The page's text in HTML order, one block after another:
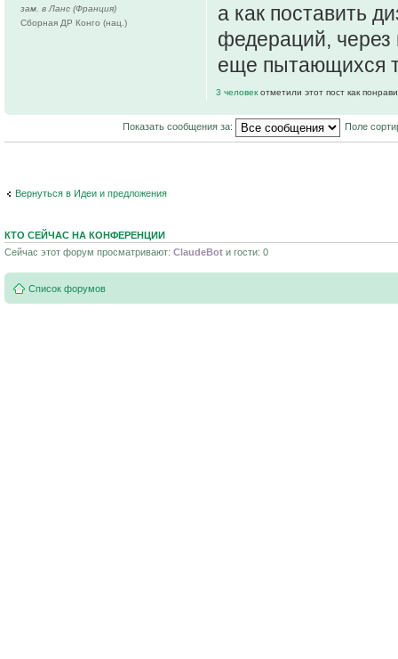
а как поставить
федераций,
еще пытающихся
3 человек отметили этот пост как
зам. в Ланс (Франция)
Сборная ДР Конго (нац.)
Показать сообщения за: Поле
Вернуться в Идеи и предложения
КТО СЕЙЧАС НА КОНФЕРЕНЦИИ
Сейчас этот форум просматривают: ClaudeBot и гости: 0
Список форумов